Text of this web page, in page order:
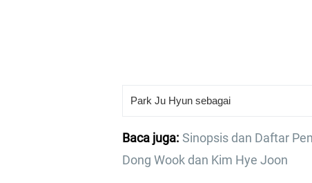
Park Ju Hyun sebagai
Baca juga: Sinopsis dan Daftar
Dong Wook dan Kim Hye Joon